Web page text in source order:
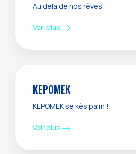
Au delà de nos rêves.
Voir plus
KEPOMEK
KEPOMEK se kès pa m !
Voir plus